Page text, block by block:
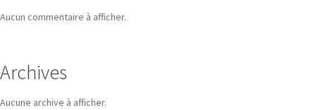
Aucun commentaire à afficher.
Archives
Aucune archive à afficher.